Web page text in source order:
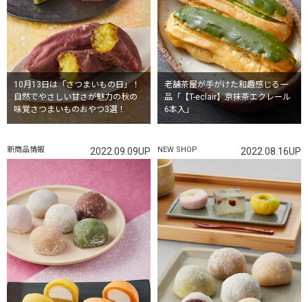
10月13日は「さつまいもの日」！
自然でやさしい甘さが魅力の秋の
味覚さつまいものおやつ3選！
老舗茶屋が手がけた和趣感じる一
品「【T-eclair】京抹茶エクレール
6本入」
新商品情報 2022.09.09UP NEW SHOP 2022.08.16UP